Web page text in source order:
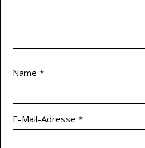
Name *
E-Mail-Adresse *